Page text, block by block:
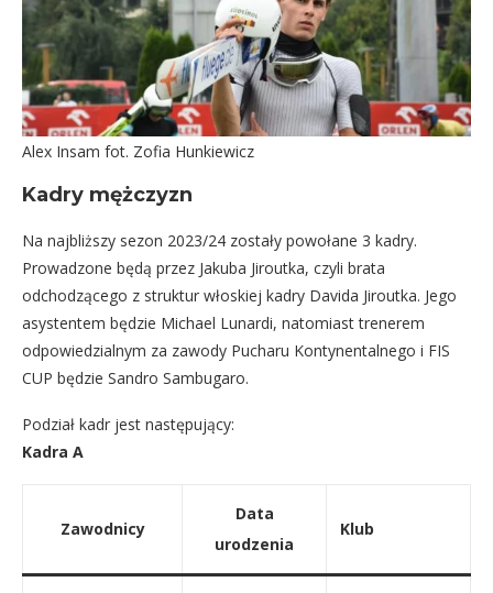
Alex Insam fot. Zofia Hunkiewicz
Kadry mężczyzn
Na najbliższy sezon 2023/24 zostały powołane 3 kadry.
Prowadzone będą przez Jakuba Jiroutka, czyli brata
odchodzącego z struktur włoskiej kadry Davida Jiroutka. Jego
asystentem będzie Michael Lunardi, natomiast trenerem
odpowiedzialnym za zawody Pucharu Kontynentalnego i FIS
CUP będzie Sandro Sambugaro.
Podział kadr jest następujący:
Kadra A
Zawodnicy
Data
urodzenia
Klub